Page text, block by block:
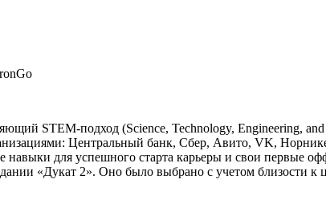
STEM-подход (Science, Technology, Engineering,
Центральный банк, Сбер, Авито, VK,
навыки для успешного старта карьеры и свои первые
«Дукат 2». Оно было выбрано с учетом близости к